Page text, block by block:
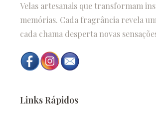
Velas artesanais que transformam
memórias. Cada fragrância revela
cada chama desperta novas
Links Rápidos